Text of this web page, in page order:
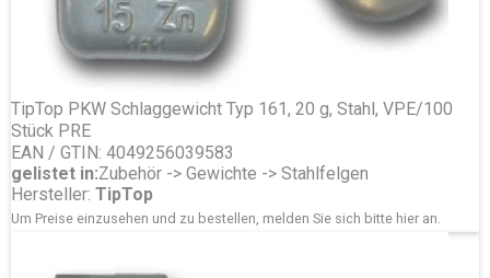
TipTop PKW Schlaggewicht Typ 161, 20 g, Stahl, VPE/100
Stück PRE
EAN / GTIN: 4049256039583
gelistet in:Zubehör -> Gewichte -> Stahlfelgen
Hersteller: TipTop
Um Preise einzusehen und zu bestellen, melden Sie sich bitte hier an.